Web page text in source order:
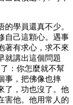
學員還真不少。
自己這顆心。遇事
著有求心，求不來
就講出這個問題
：你怎麼就不幫
事，把佛像也摔
了，功也沒了。他
害他。他用常人的